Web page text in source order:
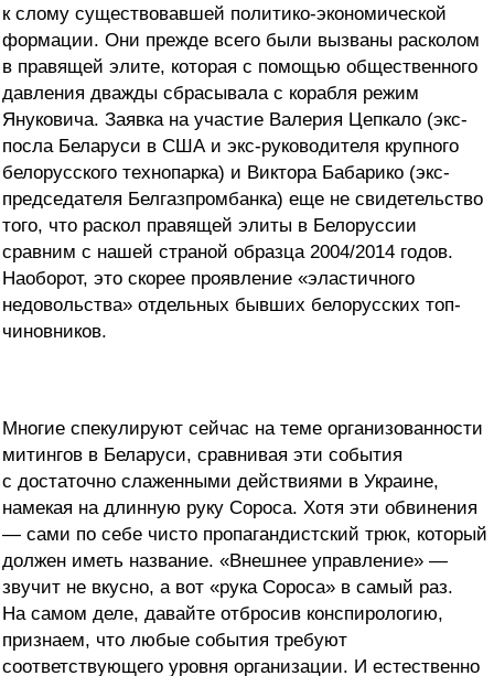
к слому существовавшей политико-экономической
формации. Они прежде всего были вызваны расколом
в правящей элите, которая с помощью общественного
давления дважды сбрасывала с корабля режим
Януковича. Заявка на участие Валерия Цепкало (экс-
посла Беларуси в США и экс-руководителя крупного
белорусского технопарка) и Виктора Бабарико (экс-
председателя Белгазпромбанка) еще не свидетельство
того, что раскол правящей элиты в Белоруссии
сравним с нашей страной образца 2004/2014 годов.
Наоборот, это скорее проявление «эластичного
недовольства» отдельных бывших белорусских топ-
чиновников.
Многие спекулируют сейчас на теме организованности
митингов в Беларуси, сравнивая эти события
с достаточно слаженными действиями в Украине,
намекая на длинную руку Сороса. Хотя эти обвинения
— сами по себе чисто пропагандистский трюк, который
должен иметь название. «Внешнее управление» —
звучит не вкусно, а вот «рука Сороса» в самый раз.
На самом деле, давайте отбросив конспирологию,
признаем, что любые события требуют
соответствующего уровня организации. И естественно